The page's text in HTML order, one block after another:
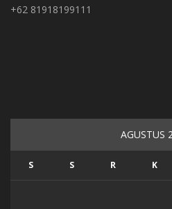
+62 81918199111
AGUSTUS
S S R K